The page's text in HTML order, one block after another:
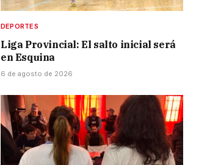
DEPORTES
Liga Provincial: El salto inicial será
en Esquina
6 de agosto de 2026